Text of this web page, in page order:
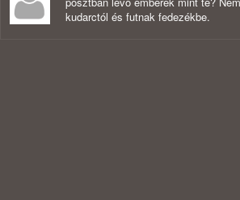
kudarctól és futnak fedezékbe.